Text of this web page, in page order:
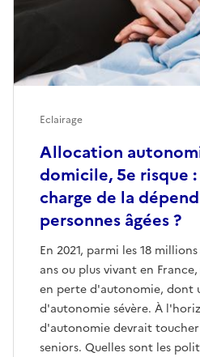
Allocation
domicile, 5e risque
charge de la
personnes âgées ?
En 2021, parmi les 18
ans ou plus vivant en
en perte d'autonomie, dont
d'autonomie sévère. À
d'autonomie devrait
seniors. Quelles sont les
Eclairage